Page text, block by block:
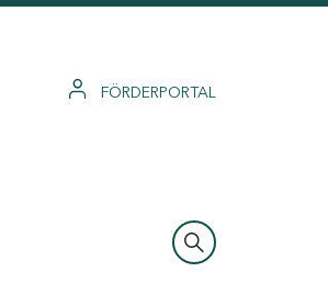
FÖRDERPORTAL